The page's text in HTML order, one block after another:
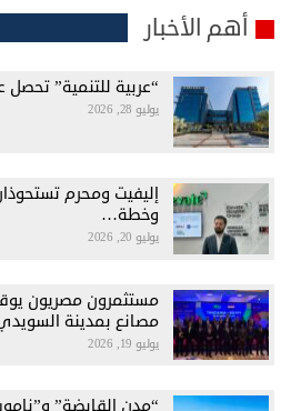
أهم الأخبار
“عربية للتنمية”
يوليو 28, 2026
إليفيت ومحرم
وخطة…
يوليو 20, 2026
مستثمرون مصريون
مصانع بمدينة
يوليو 19, 2026
“مدن القابضة”